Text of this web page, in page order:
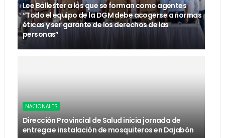
Lee Ballester a los que se forman como agentes
“Todo el equipo de la DGM debe acogerse a normas
éticas y ser garante de los derechos de las
personas”
NACIONALES
Dirección Provincial de Salud inicia jornada de
entrega e instalación de mosquiteros en Dajabón